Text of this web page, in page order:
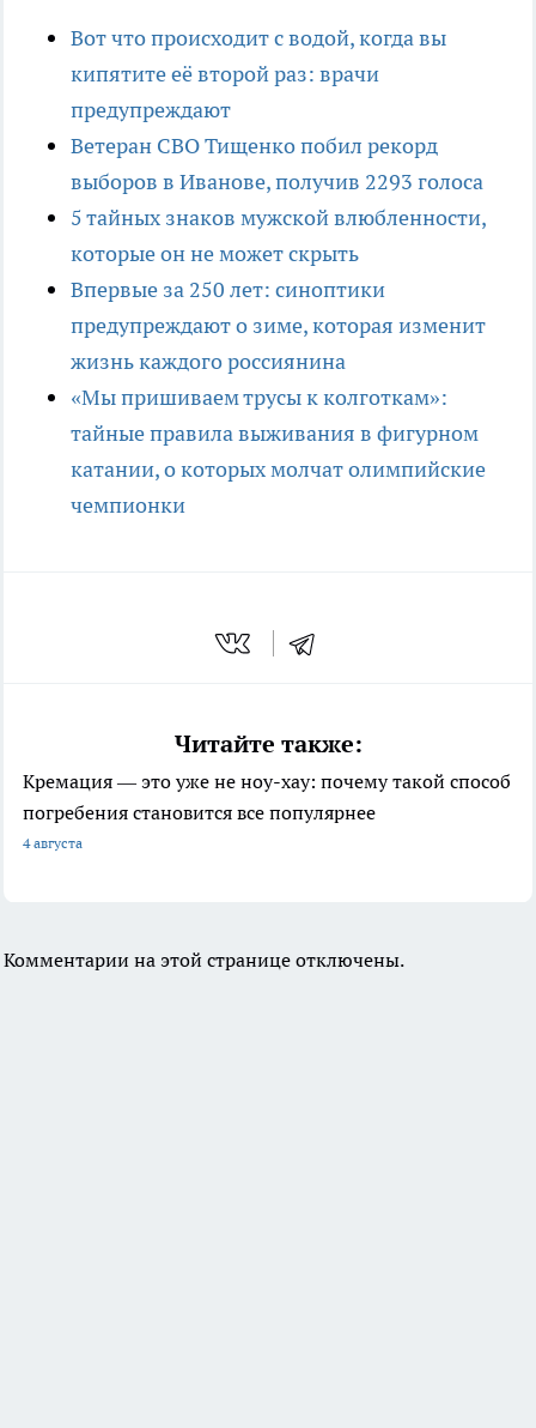
Вот что происходит с водой, когда вы
кипятите её второй раз: врачи
предупреждают
Ветеран СВО Тищенко побил рекорд
выборов в Иванове, получив 2293 голоса
5 тайных знаков мужской влюбленности,
которые он не может скрыть
Впервые за 250 лет: синоптики
предупреждают о зиме, которая изменит
жизнь каждого россиянина
«Мы пришиваем трусы к колготкам»:
тайные правила выживания в фигурном
катании, о которых молчат олимпийские
чемпионки
Читайте также:
Кремация — это уже не ноу-хау: почему такой способ
погребения становится все популярнее
4 августа
Комментарии на этой странице отключены.